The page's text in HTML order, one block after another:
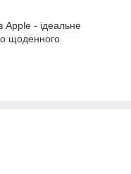
Apple - ідеальне
щоденного